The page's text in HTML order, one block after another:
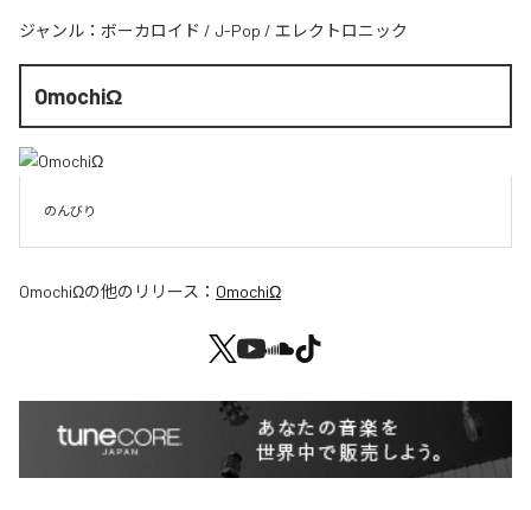
ジャンル： ボーカロイド / J-Pop / エレクトロニック
OmochiΩ
のんびり
OmochiΩの他のリリース： OmochiΩ